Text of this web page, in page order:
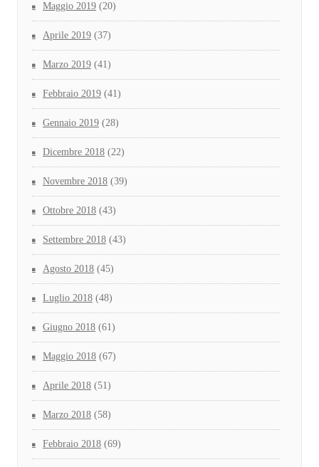
Maggio 2019 (20)
Aprile 2019 (37)
Marzo 2019 (41)
Febbraio 2019 (41)
Gennaio 2019 (28)
Dicembre 2018 (22)
Novembre 2018 (39)
Ottobre 2018 (43)
Settembre 2018 (43)
Agosto 2018 (45)
Luglio 2018 (48)
Giugno 2018 (61)
Maggio 2018 (67)
Aprile 2018 (51)
Marzo 2018 (58)
Febbraio 2018 (69)